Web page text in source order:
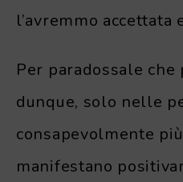
l’avremmo accettata
Per paradossale che
dunque, solo nelle
consapevolmente
manifestano